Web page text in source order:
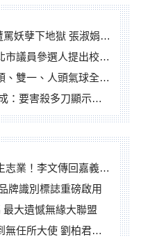
獄 張淑娟批：舌頭殺人有罪
提出校園反毒防線升級政見
一、人頭氣球全登場
害殺多刀顯示怨恨深
回嘉義扎根點亮KANO精神
牌識別標誌重磅啟用
大遺憾無緣大聯盟
柏君女裁判人生國際發光